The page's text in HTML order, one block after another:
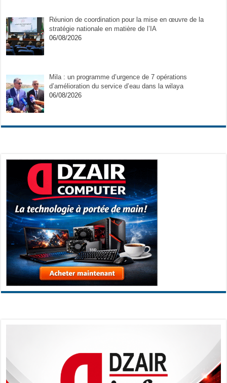
Réunion de coordination pour la mise en œuvre de la
stratégie nationale en matière de l’IA
06/08/2026
Mila : un programme d’urgence de 7 opérations
d’amélioration du service d’eau dans la wilaya
06/08/2026